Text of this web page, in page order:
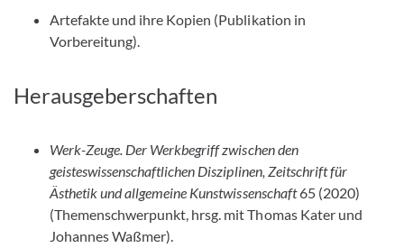
Artefakte und ihre Kopien (Publikation in
Vorbereitung).
Herausgeberschaften
Werk-Zeuge. Der Werkbegriff zwischen den
geisteswissenschaftlichen Disziplinen, Zeitschrift für
Ästhetik und allgemeine Kunstwissenschaft65 (2020)
(Themenschwerpunkt, hrsg. mit Thomas Kater und
Johannes Waßmer).